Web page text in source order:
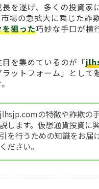
を遂げ、多くの投資家
場の急拡大に乗じた詐
狙った巧妙な手口が横
を集めているのが「
ットフォーム」とし
の特徴や詐欺の
します。仮想通貨投資に
を行うための知識をお届
ださい。